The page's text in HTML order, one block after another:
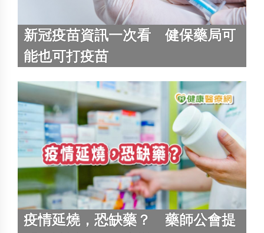
新冠疫苗資訊一次看 健保藥局可
能也可打疫苗
疫情延燒，恐缺藥？ 藥師公會提